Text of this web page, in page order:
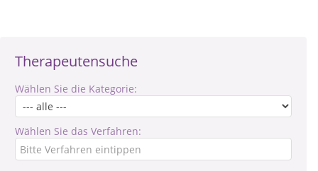
Therapeutensuche
Wählen Sie die Kategorie:
Wählen Sie das Verfahren: